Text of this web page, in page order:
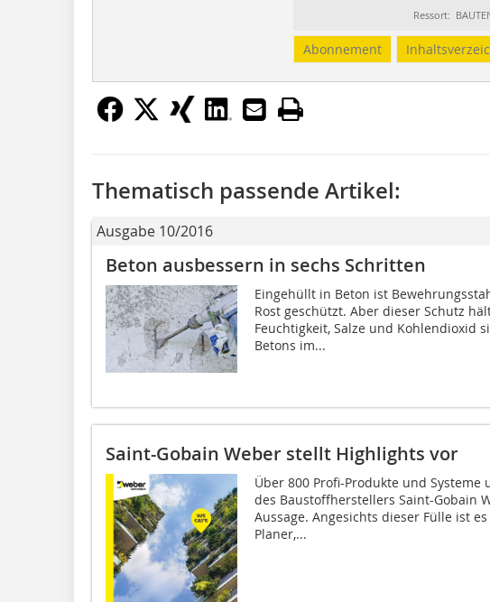
Ressort:
Abonnement
Thematisch passende Artikel:
Ausgabe 10/2016
Beton ausbessern in sechs Schritten
Eingehüllt in Beton ist
Rost geschützt. Aber dieser Schutz
Feuchtigkeit, Salze und Kohlendioxid
Betons im...
Saint-Gobain Weber stellt Highlights vor
Über 800 Profi-Produkte und
des Baustoffherstellers Saint-Gobain
Aussage. Angesichts dieser Fülle ist
Planer,...